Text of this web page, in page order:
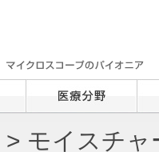
> モイスチャ